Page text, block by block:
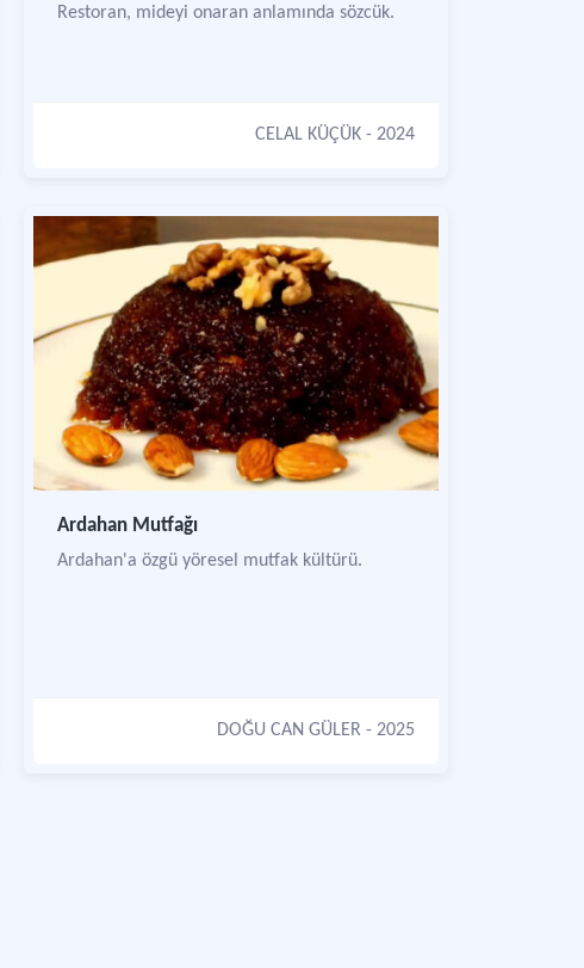
Restoran, mideyi onaran anlamında sözcük.
CELAL KÜÇÜK - 2024
Ardahan Mutfağı
Ardahan'a özgü yöresel mutfak kültürü.
DOĞU CAN GÜLER - 2025